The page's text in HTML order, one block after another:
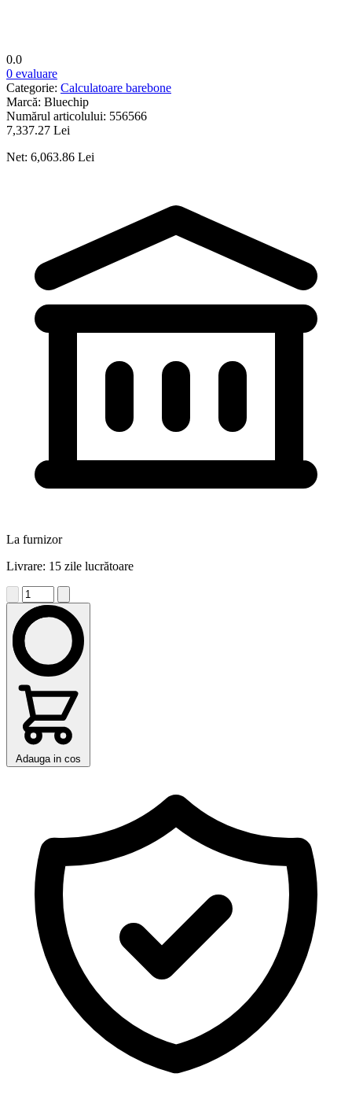
0.0
0 evaluare
Categorie: Calculatoare barebone
Marcă: Bluechip
Numărul articolului: 556566
7,337.27 Lei
Net: 6,063.86 Lei
La furnizor
Livrare: 15 zile lucrătoare
Adauga in cos